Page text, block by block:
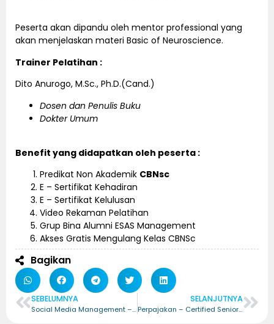
Peserta akan dipandu oleh mentor professional yang
akan menjelaskan materi Basic of Neuroscience.
Trainer Pelatihan :
Dito Anurogo, M.Sc., Ph.D.(Cand.)
Dosen dan Penulis Buku
Dokter Umum
Benefit yang didapatkan oleh peserta :
Predikat Non Akademik CBNsc
E – Sertifikat Kehadiran
E – Sertifikat Kelulusan
Video Rekaman Pelatihan
Grup Bina Alumni ESAS Management
Akses Gratis Mengulang Kelas CBNSc
Bagikan
SEBELUMNYA
Social Media Management – Certified Social Media Management (CSMM)
SELANJUTNYA
Perpajakan – Certified Senior Tax (C.STax)